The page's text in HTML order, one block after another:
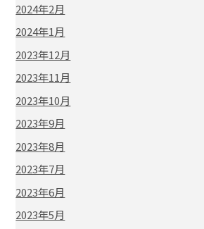
2024年2月
2024年1月
2023年12月
2023年11月
2023年10月
2023年9月
2023年8月
2023年7月
2023年6月
2023年5月